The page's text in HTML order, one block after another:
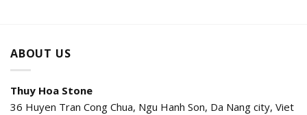
ABOUT US
Thuy Hoa Stone
36 Huyen Tran Cong Chua, Ngu Hanh Son, Da Nang city, Viet